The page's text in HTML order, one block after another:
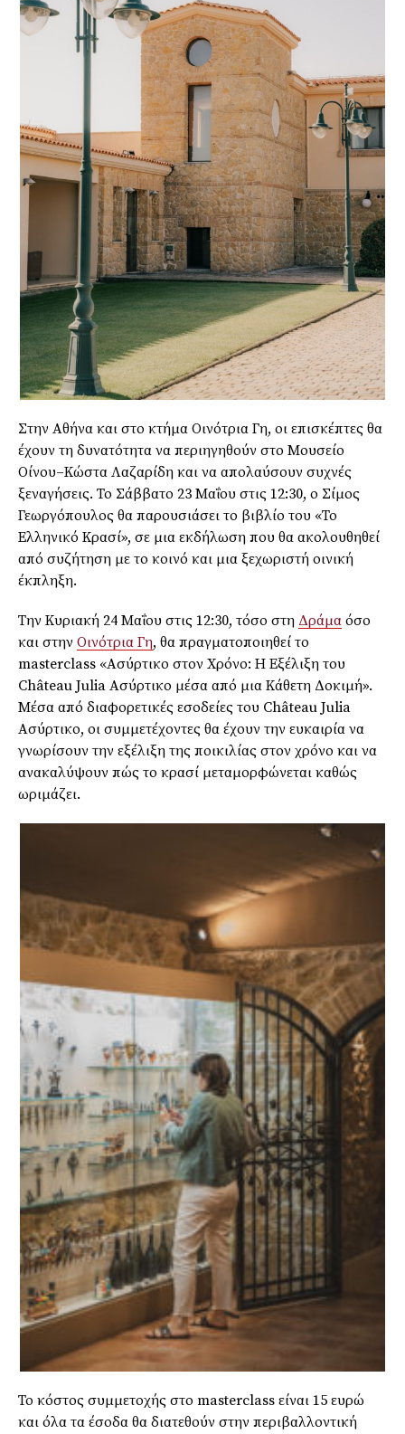
Στην Αθήνα και στο κτήμα Οινότρια Γη, οι επισκέπτες θα
έχουν τη δυνατότητα να περιηγηθούν στο Μουσείο
Οίνου–Κώστα Λαζαρίδη και να απολαύσουν συχνές
ξεναγήσεις. Το Σάββατο 23 Μαΐου στις 12:30, ο Σίμος
Γεωργόπουλος θα παρουσιάσει το βιβλίο του «Το
Ελληνικό Κρασί», σε μια εκδήλωση που θα ακολουθηθεί
από συζήτηση με το κοινό και μια ξεχωριστή οινική
έκπληξη.
Την Κυριακή 24 Μαΐου στις 12:30, τόσο στη Δράμα όσο
και στην Οινότρια Γη, θα πραγματοποιηθεί το
masterclass «Ασύρτικο στον Χρόνο: Η Εξέλιξη του
Château Julia Ασύρτικο μέσα από μια Κάθετη Δοκιμή».
Μέσα από διαφορετικές εσοδείες του Château Julia
Ασύρτικο, οι συμμετέχοντες θα έχουν την ευκαιρία να
γνωρίσουν την εξέλιξη της ποικιλίας στον χρόνο και να
ανακαλύψουν πώς το κρασί μεταμορφώνεται καθώς
ωριμάζει.
Το κόστος συμμετοχής στο masterclass είναι 15 ευρώ
και όλα τα έσοδα θα διατεθούν στην περιβαλλοντική